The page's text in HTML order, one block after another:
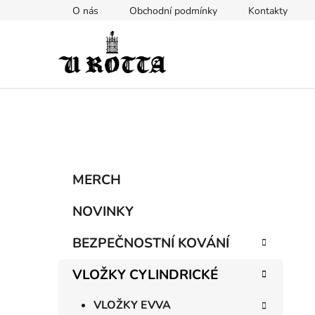
O nás Obchodní podmínky Kontakty
Přeskočit
kategorie
MERCH
NOVINKY
BEZPEČNOSTNÍ KOVÁNÍ
VLOŽKY CYLINDRICKÉ
VLOŽKY EVVA